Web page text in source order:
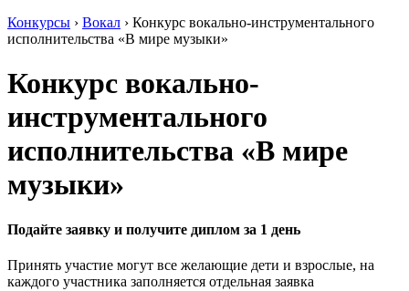
Конкурсы › Вокал › Конкурс вокально-инструментального
исполнительства «В мире музыки»
Конкурс вокально-
инструментального
исполнительства «В мире
музыки»
Подайте заявку и получите диплом за 1 день
Принять участие могут все желающие дети и взрослые, на
каждого участника заполняется отдельная заявка